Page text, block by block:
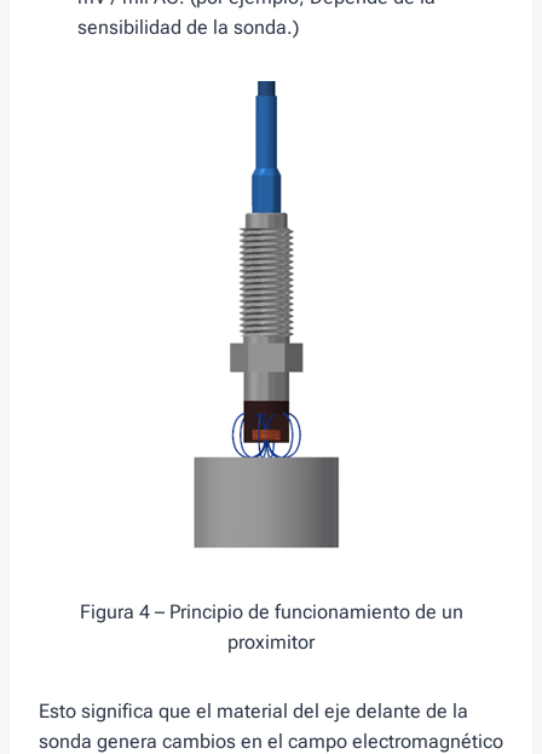
sensibilidad de la sonda.)
Figura 4 – Principio de funcionamiento de un
proximitor
Esto significa que el material del eje delante de la
sonda genera cambios en el campo electromagnético